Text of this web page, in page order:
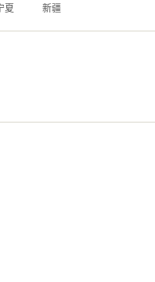
夏 新疆